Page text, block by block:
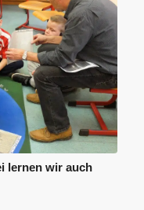
lernen wir auch